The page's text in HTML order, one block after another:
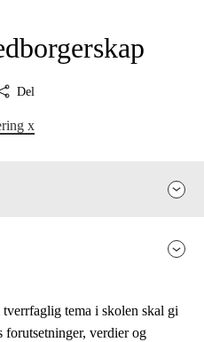
Del
x
tema i skolen skal gi
forutsetninger, verdier og